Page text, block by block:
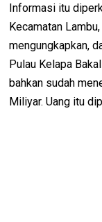
Informasi itu
Kecamatan
mengungkapkan,
Pulau Kelapa
bahkan sudah
Miliyar. Uang itu